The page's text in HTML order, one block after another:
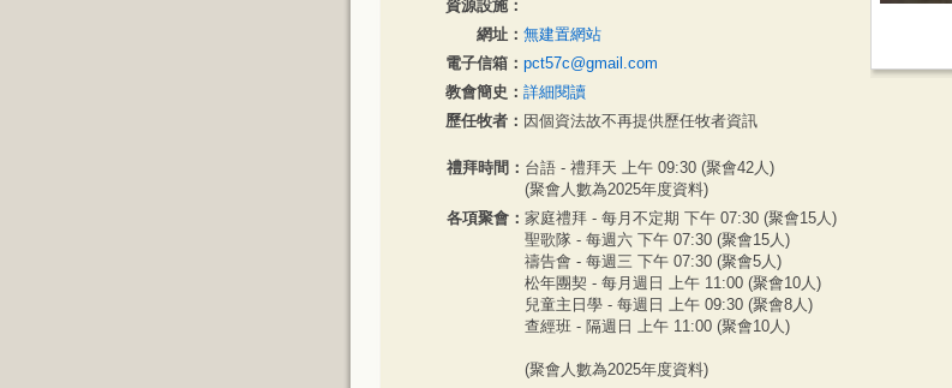
資源設施：
網址： 無建置網站
電子信箱： pct57c@gmail.com
教會簡史： 詳細閱讀
歷任牧者： 因個資法故不再提供歷任牧者資訊
禮拜時間： 台語 - 禮拜天 上午 09:30 (聚會42人)
(聚會人數為2025年度資料)
各項聚會： 家庭禮拜 - 每月不定期 下午 07:30 (聚會15人)
聖歌隊 - 每週六 下午 07:30 (聚會15人)
禱告會 - 每週三 下午 07:30 (聚會5人)
松年團契 - 每月週日 上午 11:00 (聚會10人)
兒童主日學 - 每週日 上午 09:30 (聚會8人)
查經班 - 隔週日 上午 11:00 (聚會10人)
(聚會人數為2025年度資料)